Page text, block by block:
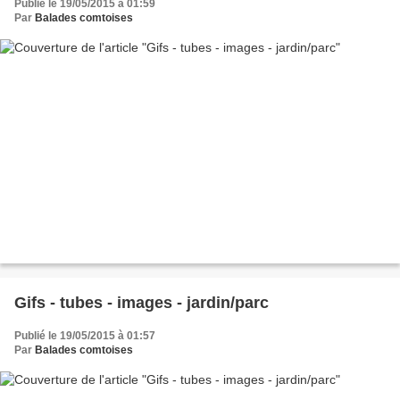
Publié le 19/05/2015 à 01:59
Par Balades comtoises
Gifs - tubes - images - jardin/parc
Publié le 19/05/2015 à 01:57
Par Balades comtoises